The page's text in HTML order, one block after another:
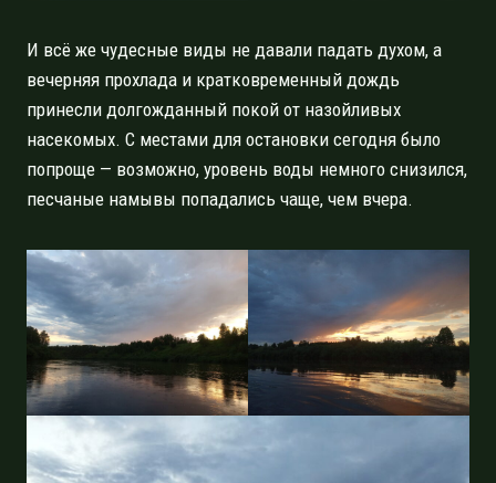
И всё же чудесные виды не давали падать духом, а
вечерняя прохлада и кратковременный дождь
принесли долгожданный покой от назойливых
насекомых. С местами для остановки сегодня было
попроще — возможно, уровень воды немного снизился,
песчаные намывы попадались чаще, чем вчера.